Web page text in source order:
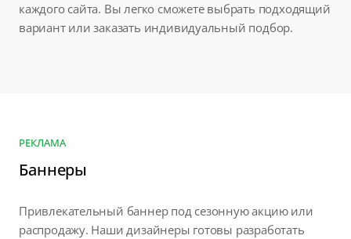
каждого сайта. Вы легко сможете выбрать подходящий
вариант или заказать индивидуальный подбор.
РЕКЛАМА
Баннеры
Привлекательный баннер под сезонную акцию или
распродажу. Наши дизайнеры готовы разработать